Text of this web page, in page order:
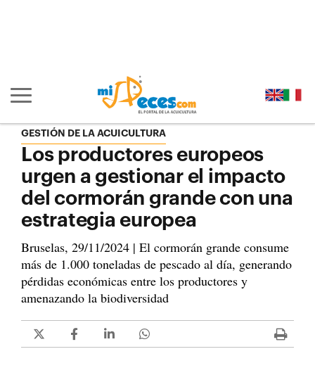
Mostrar/ocultar navegación principal
GESTIÓN DE LA ACUICULTURA
Los productores europeos
urgen a gestionar el impacto
del cormorán grande con una
estrategia europea
Bruselas, 29/11/2024 | El cormorán grande consume
más de 1.000 toneladas de pescado al día, generando
pérdidas económicas entre los productores y
amenazando la biodiversidad